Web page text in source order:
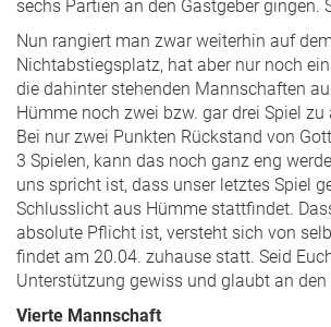
sechs Partien an den Gastgeber gingen.
Nun rangiert man zwar weiterhin auf
Nichtabstiegsplatz, hat aber nur noch
die dahinter stehenden Mannschaften
Hümme noch zwei bzw. gar drei Spiel zu
Bei nur zwei Punkten Rückstand von
3 Spielen, kann das noch ganz eng
uns spricht ist, dass unser letztes Spiel
Schlusslicht aus Hümme stattfindet.
absolute Pflicht ist, versteht sich von
findet am 20.04. zuhause statt. Seid
Unterstützung gewiss und glaubt an den
Vierte Mannschaft